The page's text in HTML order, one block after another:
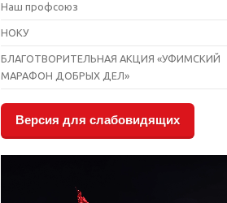
Наш профсоюз
НОКУ
БЛАГОТВОРИТЕЛЬНАЯ АКЦИЯ «УФИМСКИЙ
МАРАФОН ДОБРЫХ ДЕЛ»
Версия для слабовидящих